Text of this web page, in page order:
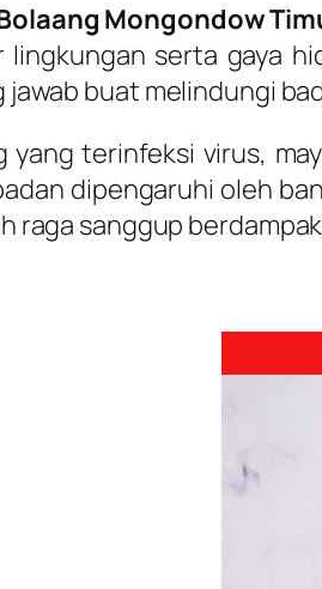
Bolaang Mongondow
serta gaya
buat melindungi
yang terinfeksi virus,
dipengaruhi oleh
raga sanggup